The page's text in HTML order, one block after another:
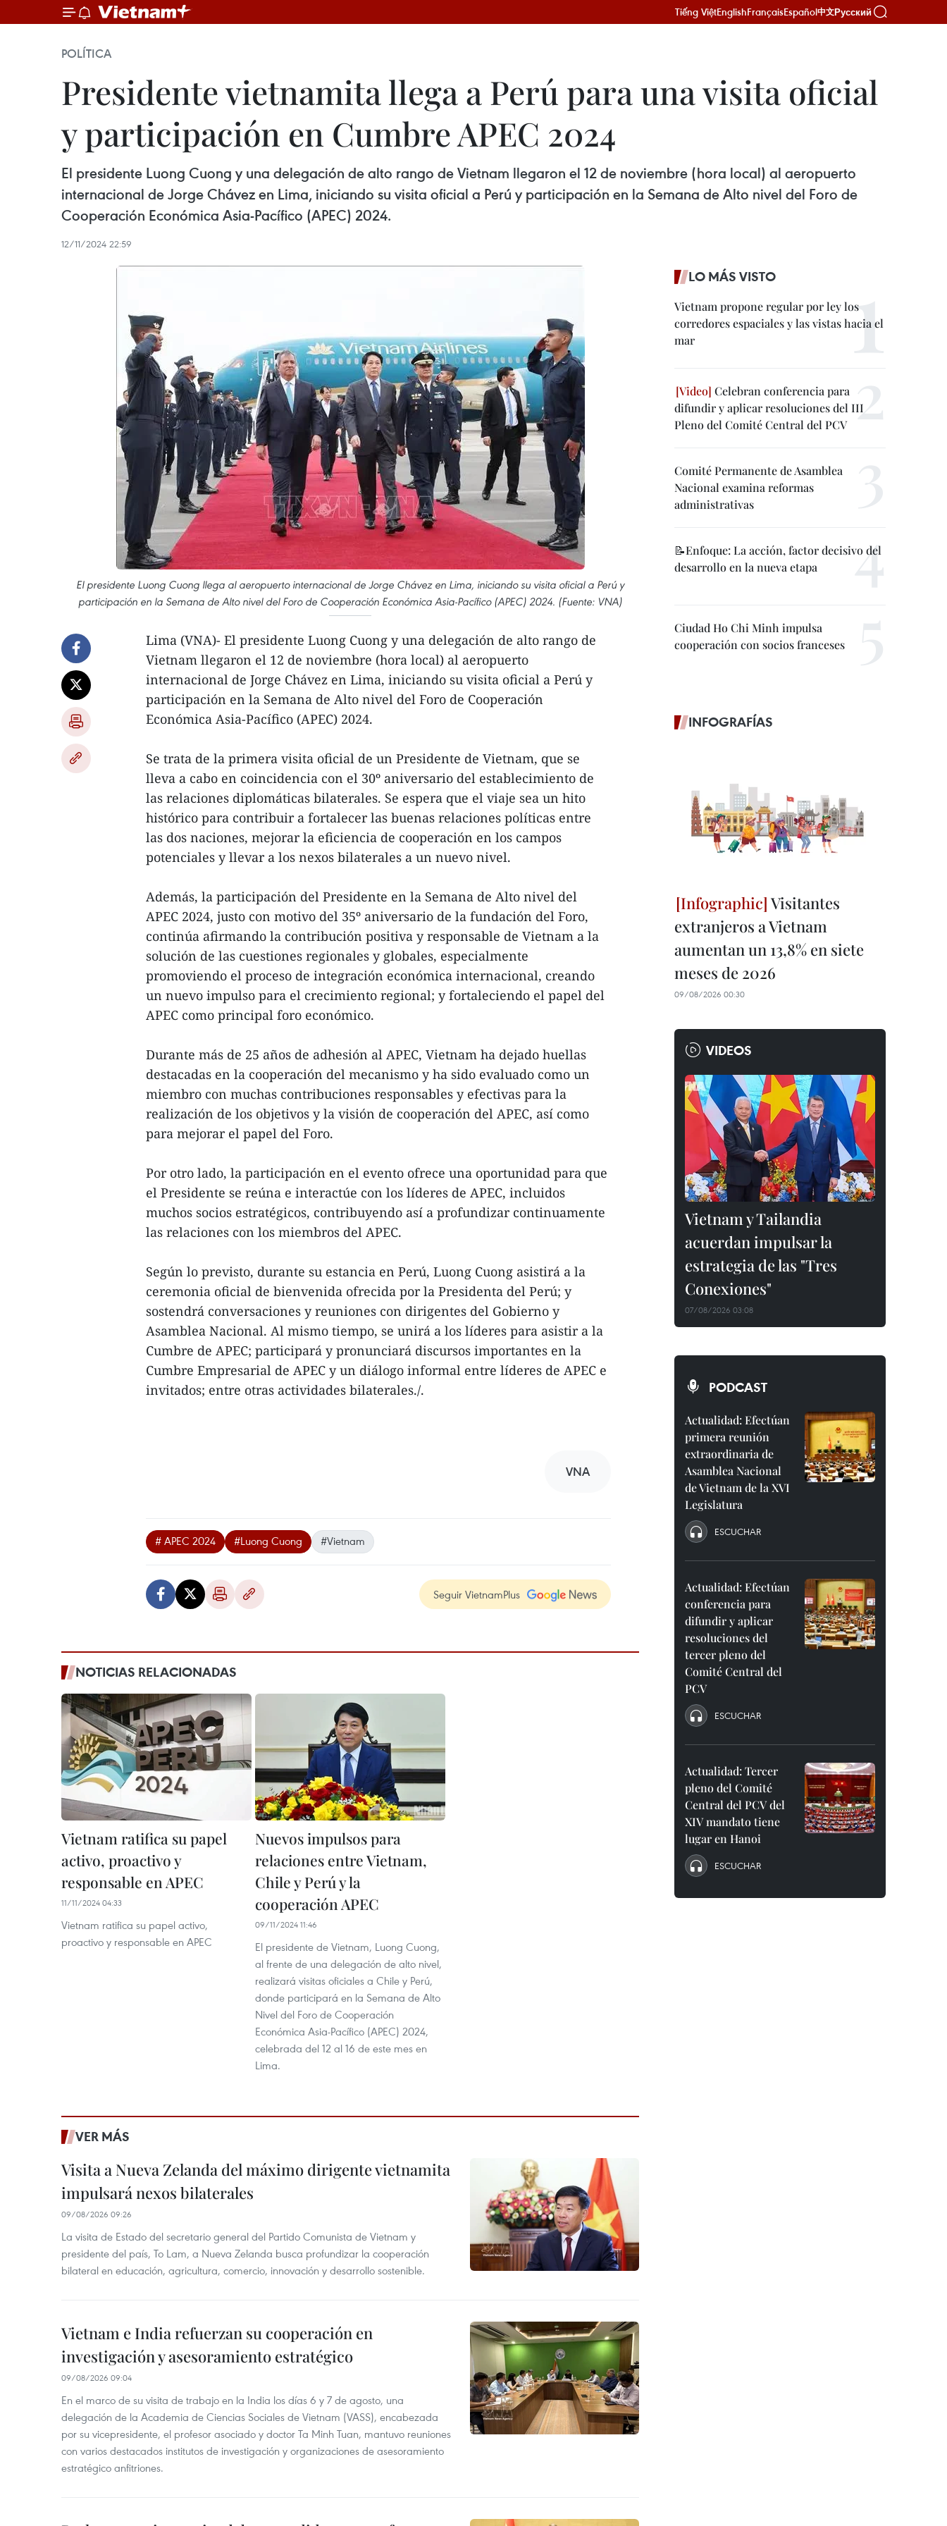
Tiếng ViệtEnglishFrançaisEspañol中文Русский
POLÍTICA
Presidente vietnamita llega a Perú para una visita oficial
y participación en Cumbre APEC 2024
El presidente Luong Cuong y una delegación de alto rango de Vietnam llegaron el 12 de noviembre (hora local) al aeropuerto
internacional de Jorge Chávez en Lima, iniciando su visita oficial a Perú y participación en la Semana de Alto nivel del Foro de
Cooperación Económica Asia-Pacífico (APEC) 2024.
12/11/2024 22:59
El presidente Luong Cuong llega al aeropuerto internacional de Jorge Chávez en Lima, iniciando su visita oficial a Perú y
participación en la Semana de Alto nivel del Foro de Cooperación Económica Asia-Pacífico (APEC) 2024. (Fuente: VNA)
Lima (VNA)- El presidente Luong Cuong y una delegación de alto rango de
Vietnam llegaron el 12 de noviembre (hora local) al aeropuerto
internacional de Jorge Chávez en Lima, iniciando su visita oficial a Perú y
participación en la Semana de Alto nivel del Foro de Cooperación
Económica Asia-Pacífico (APEC) 2024.
Se trata de la primera visita oficial de un Presidente de Vietnam, que se
lleva a cabo en coincidencia con el 30º aniversario del establecimiento de
las relaciones diplomáticas bilaterales. Se espera que el viaje sea un hito
histórico para contribuir a fortalecer las buenas relaciones políticas entre
las dos naciones, mejorar la eficiencia de cooperación en los campos
potenciales y llevar a los nexos bilaterales a un nuevo nivel.
Además, la participación del Presidente en la Semana de Alto nivel del
APEC 2024, justo con motivo del 35º aniversario de la fundación del Foro,
continúa afirmando la contribución positiva y responsable de Vietnam a la
solución de las cuestiones regionales y globales, especialmente
promoviendo el proceso de integración económica internacional, creando
un nuevo impulso para el crecimiento regional; y fortaleciendo el papel del
APEC como principal foro económico.
Durante más de 25 años de adhesión al APEC, Vietnam ha dejado huellas
destacadas en la cooperación del mecanismo y ha sido evaluado como un
miembro con muchas contribuciones responsables y efectivas para la
realización de los objetivos y la visión de cooperación del APEC, así como
para mejorar el papel del Foro.
Por otro lado, la participación en el evento ofrece una oportunidad para que
el Presidente se reúna e interactúe con los líderes de APEC, incluidos
muchos socios estratégicos, contribuyendo así a profundizar continuamente
las relaciones con los miembros del APEC.
Según lo previsto, durante su estancia en Perú, Luong Cuong asistirá a la
ceremonia oficial de bienvenida ofrecida por la Presidenta del Perú; y
sostendrá conversaciones y reuniones con dirigentes del Gobierno y
Asamblea Nacional. Al mismo tiempo, se unirá a los líderes para asistir a la
Cumbre de APEC; participará y pronunciará discursos importantes en la
Cumbre Empresarial de APEC y un diálogo informal entre líderes de APEC e
invitados; entre otras actividades bilaterales./.
VNA
# APEC 2024 #Luong Cuong #Vietnam
Seguir VietnamPlus
NOTICIAS RELACIONADAS
Vietnam ratifica su papel
activo, proactivo y
responsable en APEC
11/11/2024 04:33
Vietnam ratifica su papel activo,
proactivo y responsable en APEC
Nuevos impulsos para
relaciones entre Vietnam,
Chile y Perú y la
cooperación APEC
09/11/2024 11:46
El presidente de Vietnam, Luong Cuong,
al frente de una delegación de alto nivel,
realizará visitas oficiales a Chile y Perú,
donde participará en la Semana de Alto
Nivel del Foro de Cooperación
Económica Asia-Pacífico (APEC) 2024,
celebrada del 12 al 16 de este mes en
Lima.
VER MÁS
Visita a Nueva Zelanda del máximo dirigente vietnamita
impulsará nexos bilaterales
09/08/2026 09:26
La visita de Estado del secretario general del Partido Comunista de Vietnam y
presidente del país, To Lam, a Nueva Zelanda busca profundizar la cooperación
bilateral en educación, agricultura, comercio, innovación y desarrollo sostenible.
Vietnam e India refuerzan su cooperación en
investigación y asesoramiento estratégico
09/08/2026 09:04
En el marco de su visita de trabajo en la India los días 6 y 7 de agosto, una
delegación de la Academia de Ciencias Sociales de Vietnam (VASS), encabezada
por su vicepresidente, el profesor asociado y doctor Ta Minh Tuan, mantuvo reuniones
con varios destacados institutos de investigación y organizaciones de asesoramiento
estratégico anfitriones.
LO MÁS VISTO
Vietnam propone regular por ley los
corredores espaciales y las vistas hacia el
mar
Celebran conferencia para
difundir y aplicar resoluciones del III
Pleno del Comité Central del PCV
Comité Permanente de Asamblea
Nacional examina reformas
administrativas
📝Enfoque: La acción, factor decisivo del
desarrollo en la nueva etapa
Ciudad Ho Chi Minh impulsa
cooperación con socios franceses
INFOGRAFÍAS
Visitantes
extranjeros a Vietnam
aumentan un 13,8% en siete
meses de 2026
09/08/2026 00:30
VIDEOS
Vietnam y Tailandia
acuerdan impulsar la
estrategia de las "Tres
Conexiones"
07/08/2026 03:08
PODCAST
Actualidad: Efectúan
primera reunión
extraordinaria de
Asamblea Nacional
de Vietnam de la XVI
Legislatura
ESCUCHAR
Actualidad: Efectúan
conferencia para
difundir y aplicar
resoluciones del
tercer pleno del
Comité Central del
PCV
ESCUCHAR
Actualidad: Tercer
pleno del Comité
Central del PCV del
XIV mandato tiene
lugar en Hanoi
ESCUCHAR